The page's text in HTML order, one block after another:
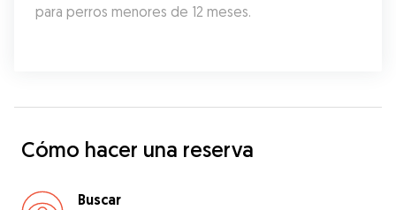
para perros menores de 12 meses.
Cómo hacer una reserva
Buscar